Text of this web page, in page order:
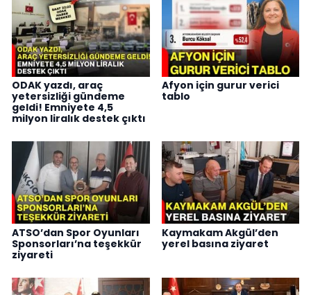
ODAK yazdı, araç
yetersizliği gündeme
geldi! Emniyete 4,5
milyon liralık destek çıktı
Afyon için gurur verici
tablo
ATSO’dan Spor Oyunları
Sponsorları’na teşekkür
ziyareti
Kaymakam Akgül’den
yerel basına ziyaret